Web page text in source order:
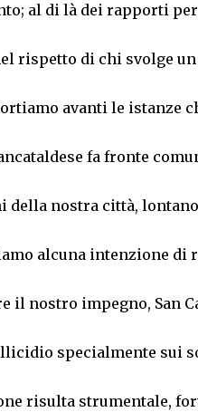
al di là dei rapporti
rispetto di chi svolge
avanti le istanze
fa fronte
nostra città,
alcuna intenzione di
il nostro impegno, San
specialmente sui
risulta strumentale,